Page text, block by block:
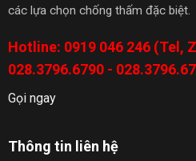
các lựa chọn chống thấm đặc biệt.
Hotline: 0919 046 246 (Tel,
028.3796.6790 -
Gọi ngay
Thông tin liên hệ